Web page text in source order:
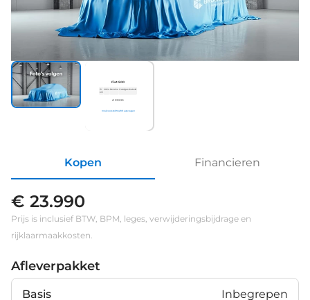
Fiat 500
15
km
2024 Benzine Handgeschakeld
€ 23.990
InruilvoorstelProefrit aanvragen
Kopen Financieren
€ 23.990
Prijs is inclusief BTW, BPM, leges, verwijderingsbijdrage en
rijklaarmaakkosten.
Afleverpakket
Basis Inbegrepen